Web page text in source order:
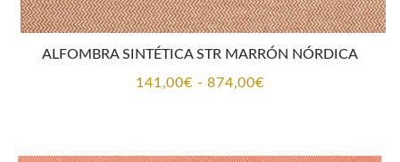
ALFOMBRA SINTÉTICA STR MARRÓN NÓRDICA
141,00€ - 874,00€Rango
desde